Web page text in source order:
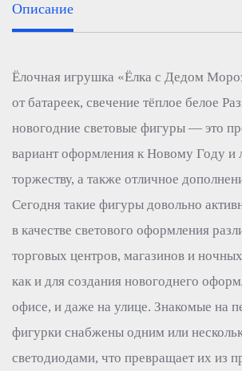
Описание
Ёлочная игрушка «Ёлка с Дедом
от батареек, свечение тёплое белое
новогодние световые фигуры — это
вариант оформления к Новому Году
торжеству, а также отличное
Сегодня такие фигуры довольно
в качестве светового оформления
торговых центров, магазинов и
как и для создания новогоднего
офисе, и даже на улице. Знакомые на
фигурки снабжены одним или
светодиодами, что превращает их из